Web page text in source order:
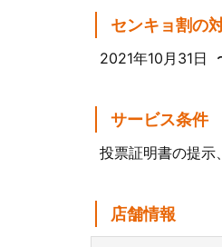
センキョ割の
2021年10月31日
サービス条件
投票証明書の提示
店舗情報